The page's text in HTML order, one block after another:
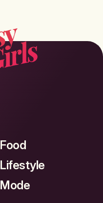
Food
Lifestyle
Mode